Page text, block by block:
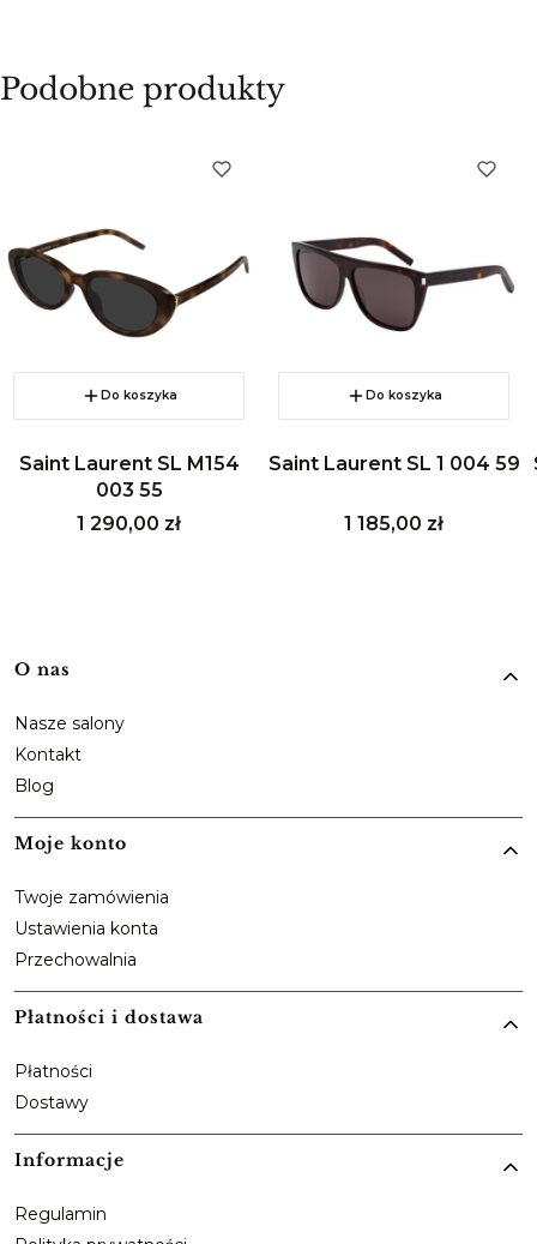
Podobne produkty
Do koszyka
Saint Laurent SL M154
003 55
Cena
1 290,00 zł
Do koszyka
Saint Laurent SL 1 004 59
Cena
1 185,00 zł
Linki w stopce
O nas
Nasze salony
Kontakt
Blog
Moje konto
Twoje zamówienia
Ustawienia konta
Przechowalnia
Płatności i dostawa
Płatności
Dostawy
Informacje
Regulamin